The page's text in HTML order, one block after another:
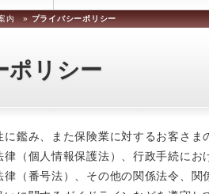
内 » プライバシーポリシー
ポリシー
鑑み、また保険業に対するお客さま
（個人情報保護法）、行政手続にお
（番号法）、その他の関係法令、関